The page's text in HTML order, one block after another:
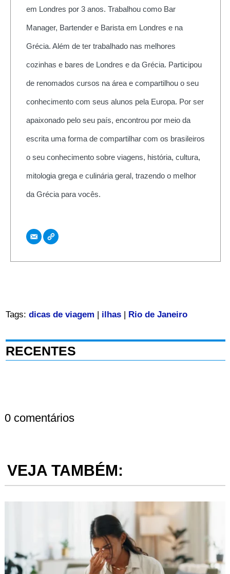
em Londres por 3 anos. Trabalhou como Bar
Manager, Bartender e Barista em Londres e na
Grécia. Além de ter trabalhado nas melhores
cozinhas e bares de Londres e da Grécia. Participou
de renomados cursos na área e compartilhou o seu
conhecimento com seus alunos pela Europa. Por ser
apaixonado pelo seu país, encontrou por meio da
escrita uma forma de compartilhar com os brasileiros
o seu conhecimento sobre viagens, história, cultura,
mitologia grega e culinária geral, trazendo o melhor
da Grécia para vocês.
Tags: dicas de viagem ilhas| Rio de Janeiro
RECENTES
0 comentários
VEJA TAMBÉM: